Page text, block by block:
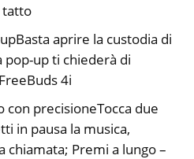
tatto
aprire la custodia di
pop-up ti chiederà di
4i
con precisioneTocca due
in pausa la musica,
chiamata; Premi a lungo –